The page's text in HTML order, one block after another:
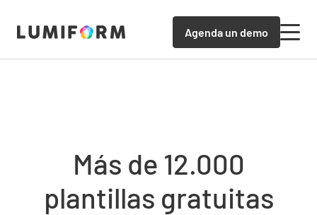
Agenda un demo
Más de 12.000
plantillas gratuitas